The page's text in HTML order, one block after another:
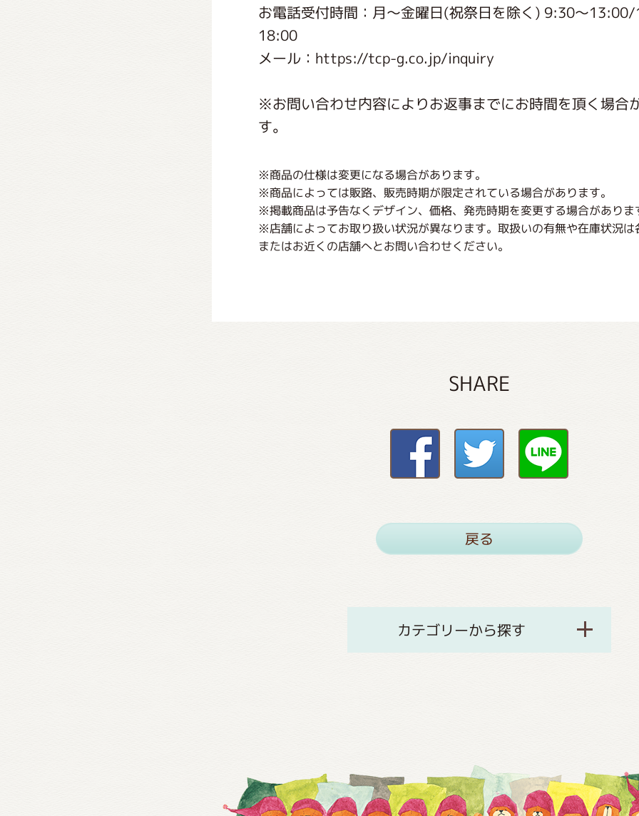
お電話受付時間：月〜金曜日(祝祭日を除く) 9:30～
18:00
メール：https://tcp-g.co.jp/inquiry
※お問い合わせ内容によりお返事までにお時間を頂く場合
す。
※商品の仕様は変更になる場合があります。
※商品によっては販路、販売時期が限定されている場合があります。
※掲載商品は予告なくデザイン、価格、発売時期を変更する場合がありま
※店舗によってお取り扱い状況が異なります。取扱いの有無や在庫状況は
またはお近くの店舗へとお問い合わせください。
SHARE
戻る
カテゴリーから探す